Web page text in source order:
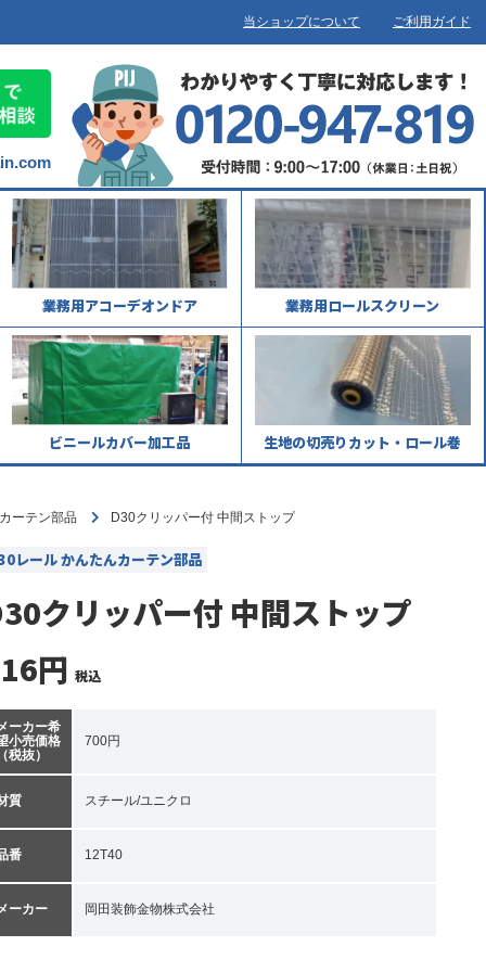
当ショップについて ご利用ガイド
業務用アコーデオンドア 業務用ロールスクリーン
ビニールカバー加工品 生地の切売りカット・ロール巻
ーテン部品 D30クリッパー付 中間ストップ
レール かんたんカーテン部品
クリッパー付 中間ストップ
円 税込
ーカー希
小売価格
税抜）
700円
質 スチール/ユニクロ
番 12T40
ーカー 岡田装飾金物株式会社